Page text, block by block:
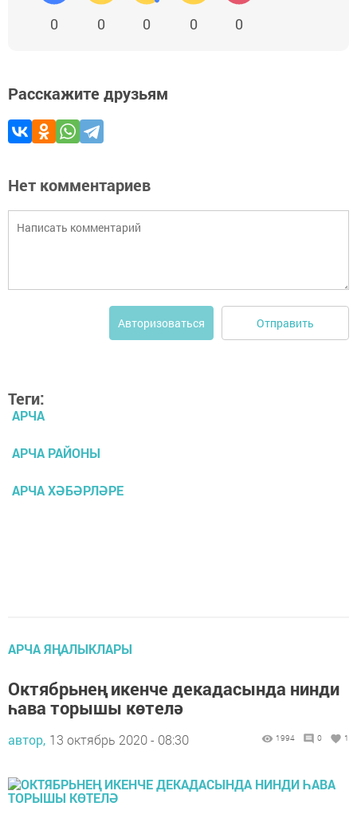
0 0 0 0 0
Расскажите друзьям
Нет комментариев
Авторизоваться Отправить
Теги:
АРЧА
АРЧА РАЙОНЫ
АРЧА ХӘБӘРЛӘРЕ
АРЧА ЯҢАЛЫКЛАРЫ
Октябрьнең икенче декадасында нинди
һава торышы көтелә
автор, 13 октябрь 2020 - 08:30 1994 0 1